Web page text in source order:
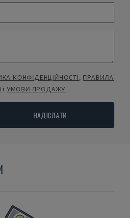
КОНФІДЕНЦІЙНОСТІ, ПРАВИЛА
і УМОВИ ПРОДАЖУ
НАДІСЛАТИ